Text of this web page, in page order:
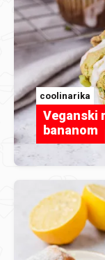
coolinarika
Veganski
bananom